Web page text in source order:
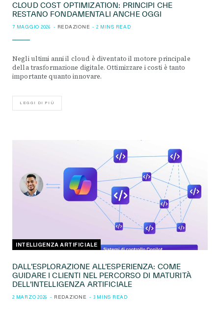
CLOUD COST OPTIMIZATION: PRINCIPI CHE
RESTANO FONDAMENTALI ANCHE OGGI
7 MAGGIO 2026 REDAZIONE 2 MINS READ
Negli ultimi anni il cloud è diventato il motore principale
della trasformazione digitale. Ottimizzare i costi è tanto
importante quanto innovare.
LEGGI DI PIÙ
INTELLIGENZA ARTIFICIALE
DALL’ESPLORAZIONE ALL’ESPERIENZA: COME
GUIDARE I CLIENTI NEL PERCORSO DI MATURITÀ
DELL’INTELLIGENZA ARTIFICIALE
2 MARZO 2026 REDAZIONE 3 MINS READ